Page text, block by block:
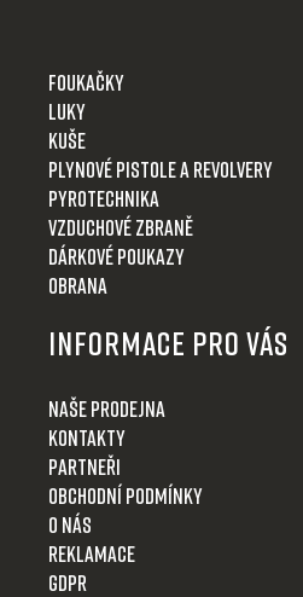
Foukačky
Luky
Kuše
Plynové pistole a revolvery
Pyrotechnika
Vzduchové zbraně
Dárkové poukazy
Obrana
Informace pro Vás
Naše prodejna
Kontakty
Partneři
Obchodní podmínky
O nás
Reklamace
GDPR